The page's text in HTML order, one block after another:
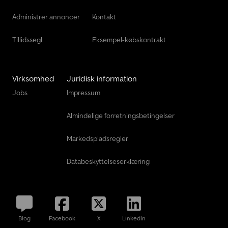
Administrer annoncer
Tillidssegl
Kontakt
Eksempel-købskontrakt
Virksomhed
Jobs
Juridisk information
Impressum
Almindelige forretningsbetingelser
Markedspladsregler
Databeskyttelseserklæring
Blog Facebook X LinkedIn